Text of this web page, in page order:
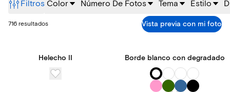
Filtros Color Número De Fotos Tema Estilo
716 resultados Vista previa con mi foto
Helecho II Borde blanco con degradado